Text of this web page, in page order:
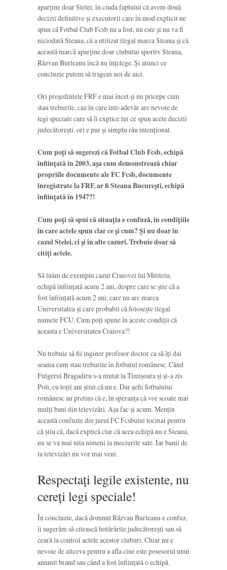
aparține doar Stelei, în ciuda faptului că avem două
decizii definitive și executorii care în mod explicit ne
spun că Fotbal Club Fcsb nu a fost, nu este și nu va fi
niciodată Steaua, că a utilizat ilegal marca Steaua și că
această marcă aparține doar clubului sportiv Steaua,
Răzvan Burleanu încă nu înțelege. Și atunci ce
concluzie putem să tragem noi de aici.
Ori președintele FRF e mai încet și nu pricepe cum
stau treburile, caz în care într-adevăr are nevoie de
legi speciale care să îi explice lui ce spun acele decizii
judecătorești, ori e pur și simplu rău intenționat.
Cum poți să sugerezi că Fotbal Club Fcsb, echipă
înființată în 2003, așa cum demonstrează chiar
propriile documente ale FC Fcsb, documente
înregistrate la FRF, ar fi Steaua București, echipă
înființată în 1947?!
Cum poți să spui că situația e confuză, în condițiile
în care actele spun clar ce și cum? Și nu doar în
cazul Stelei, ci și în alte cazuri. Trebuie doar să
citiți actele.
Să luăm de exemplu cazul Craiovei lui Mititelu,
echipă înființată acum 2 ani, despre care se știe că a
fost înființată acum 2 ani, care nu are marca
Universitatea și care probabil că folosește ilegal
numele FCU. Cum poți spune în aceste condiții că
aceasta e Universitatea Craiova?!
Nu trebuie să fii inginer profesor doctor ca să îți dai
seama cum stau treburile în fotbalul românesc. Când
Fulgerul Bragadiru s-a mutat la Timișoara și și-a zis
Poli, cu toții am știut că nu e. Dar șefii fotbalului
românesc au pretins că e, în speranța că vor scoate mai
mulți bani din televizări. Așa fac și acum. Mențin
această confuzie din jurul FC Fcsbului tocmai pentru
că știu că, dacă explică clar că acea echipă nu e Steaua,
nu se va mai uita nimeni la meciurile sale. Iar banii de
la televizări nu vor mai veni.
Respectați legile existente, nu
cereți legi speciale!
În concluzie, dacă domnul Răzvan Burleanu e confuz,
îi sugerăm să citească hotărârile judecătorești sau să
ceară la control actele acestor cluburi. Chiar nu e
nevoie de altceva pentru a afla cine este posesorul unui
anumit brand sau când a fost înființată o echipă.